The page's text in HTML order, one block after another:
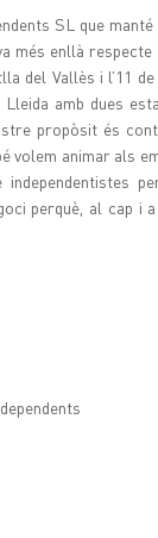
SL que
més enllà
del Vallès i l’11
Lleida amb dues
propòsit és
volem animar als
independentistes
perquè, al cap